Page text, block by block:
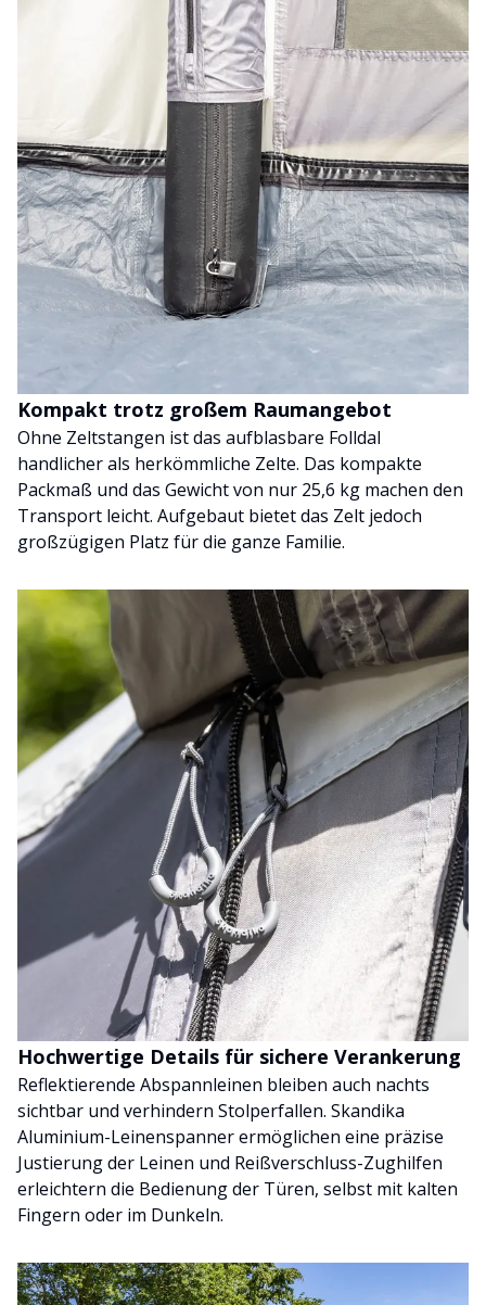
Kompakt trotz großem Raumangebot
Ohne Zeltstangen ist das aufblasbare Folldal
handlicher als herkömmliche Zelte. Das kompakte
Packmaß und das Gewicht von nur 25,6 kg machen den
Transport leicht. Aufgebaut bietet das Zelt jedoch
großzügigen Platz für die ganze Familie.
Hochwertige Details für sichere Verankerung
Reflektierende Abspannleinen bleiben auch nachts
sichtbar und verhindern Stolperfallen. Skandika
Aluminium-Leinenspanner ermöglichen eine präzise
Justierung der Leinen und Reißverschluss-Zughilfen
erleichtern die Bedienung der Türen, selbst mit kalten
Fingern oder im Dunkeln.